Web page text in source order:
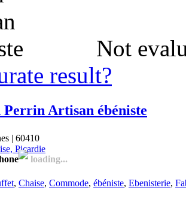
Not
result?
Artisan ébéniste
| 60410
Picardie
loading...
, Chaise, Commode, ébéniste, Ebenisterie,